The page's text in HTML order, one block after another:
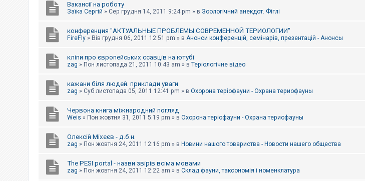
Вакансії на роботу
Заїка Сергій » Сер грудня 14, 2011 9:24 pm » в Зоологічний анекдот. Фіглі
конференция "АКТУАЛЬНЫЕ ПРОБЛЕМЫ СОВРЕМЕННОЙ ТЕРИОЛОГИИ"
FireFly » Вів грудня 06, 2011 12:51 pm » в Анонси конференцій, семінарів, презентацій - Анонсы
кліпи про європейських ссавців на ютубі
zag » Пон листопада 21, 2011 10:43 am » в Теріологічне відео
кажани біля людей. приклади уваги
zag » Суб листопада 05, 2011 12:41 pm » в Охорона теріофауни - Охрана териофауны
Червона книга міжнародний погляд
Weis » Пон жовтня 31, 2011 5:19 pm » в Охорона теріофауни - Охрана териофауны
Олексій Міхєєв - д.б.н.
zag » Пон жовтня 24, 2011 12:16 pm » в Новини нашого товариства - Новости нашего общества
The PESI portal - назви звірів всіма мовами
zag » Пон жовтня 24, 2011 12:22 am » в Склад фауни, таксономія і номенклатура